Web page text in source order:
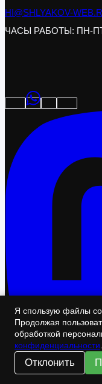
HI@SHLYAKOV-
ЧАСЫ РАБОТЫ: ПН-ПТ
Я спользую файлы
Продолжая
обработкой
конфиденциальности
Отклонить